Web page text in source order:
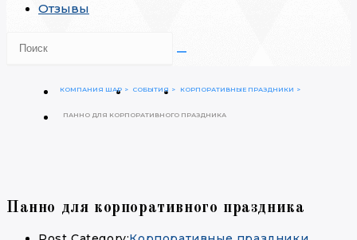
Отзывы
КОМПАНИЯ ШАР СОБЫТИЯ КОРПОРАТИВНЫЕ ПРАЗДНИКИ
ПАННО ДЛЯ КОРПОРАТИВНОГО ПРАЗДНИКА
Панно для корпоративного праздника